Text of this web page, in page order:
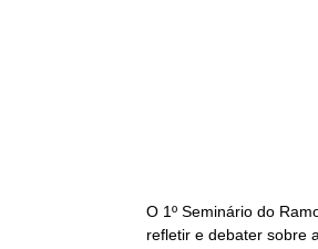
O 1º Seminário do
refletir e debater sobre